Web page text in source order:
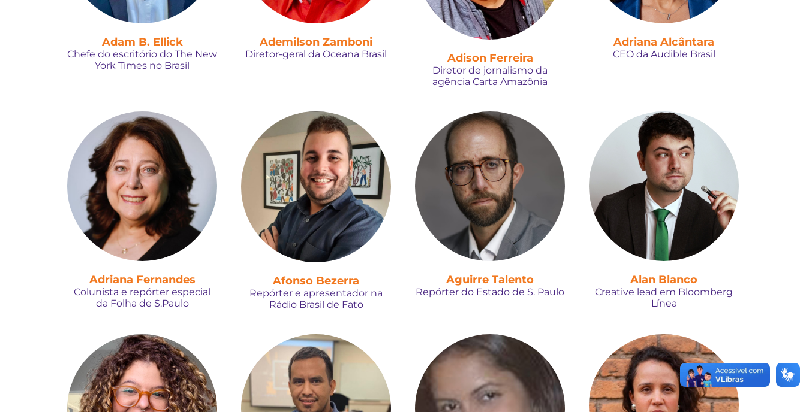
Adam B. Ellick
Chefe do escritório do The New
York Times no Brasil
Ademilson Zamboni
Diretor-geral da Oceana Brasil Adison Ferreira
Diretor de jornalismo da
agência Carta Amazônia
Adriana Alcântara
CEO da Audible Brasil
Adriana Fernandes
Colunista e repórter especial
da Folha de S.Paulo
Afonso Bezerra
Repórter e apresentador na
Rádio Brasil de Fato
Aguirre Talento
Repórter do Estado de S. Paulo
Alan Blanco
Creative lead em Bloomberg
Línea